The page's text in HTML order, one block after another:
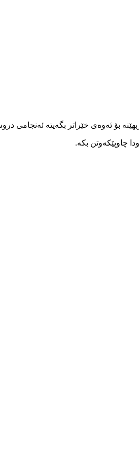
بۆ ئەوەی خێراتر بگەیتە ئەنجامی
چاوپێکەوتن بکە.